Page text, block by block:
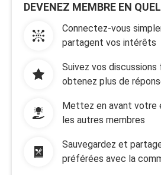
DEVENEZ MEMBRE EN
Connectez-vous
partagent vos intérêts
Suivez vos
obtenez plus de
Mettez en avant votre
les autres membres
Sauvegardez et
préférées avec la